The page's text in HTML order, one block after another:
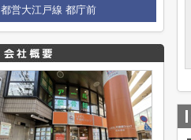
都営大江戸線 都庁前